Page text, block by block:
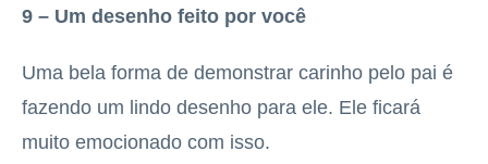
9 – Um desenho feito por você
Uma bela forma de demonstrar carinho pelo pai é
fazendo um lindo desenho para ele. Ele ficará
muito emocionado com isso.